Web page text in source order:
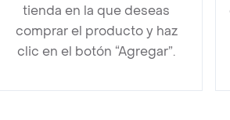
tienda en la que deseas
comprar el producto y haz
clic en el botón “Agregar”.